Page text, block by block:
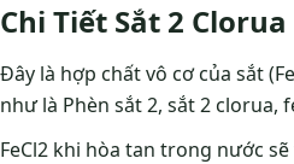
Chi Tiết Sắt 2 Clorua
Đây là hợp chất vô cơ của sắt
như là Phèn sắt 2, sắt 2
FeCl2 khi hòa tan trong nước